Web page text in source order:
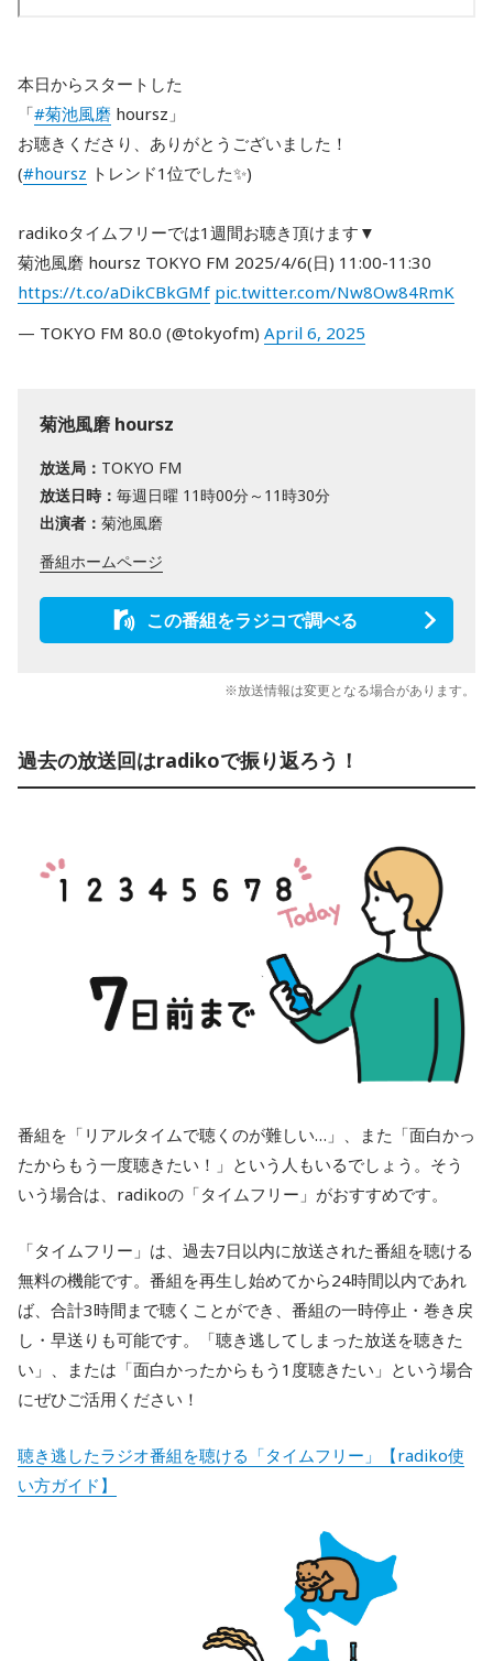
本日からスタートした
「#菊池風磨 hoursz」
お聴きくださり、ありがとうございました！
(#hoursz トレンド1位でした✨️)
radikoタイムフリーでは1週間お聴き頂けます▼
菊池風磨 hoursz TOKYO FM 2025/4/6(日) 11:00-11:30
https://t.co/aDikCBkGMf pic.twitter.com/Nw8Ow84RmK
— TOKYO FM 80.0 (@tokyofm) April 6, 2025
菊池風磨 hoursz
放送局： TOKYO FM
放送日時： 毎週日曜 11時00分～11時30分
出演者： 菊池風磨
番組ホームページ
この番組をラジコで調べる
※放送情報は変更となる場合があります。
過去の放送回はradikoで振り返ろう！
番組を「リアルタイムで聴くのが難しい…」、また「面白かっ
たからもう一度聴きたい！」という人もいるでしょう。そう
いう場合は、radikoの「タイムフリー」がおすすめです。
「タイムフリー」は、過去7日以内に放送された番組を聴ける
無料の機能です。番組を再生し始めてから24時間以内であれ
ば、合計3時間まで聴くことができ、番組の一時停止・巻き戻
し・早送りも可能です。「聴き逃してしまった放送を聴きた
い」、または「面白かったからもう1度聴きたい」という場合
にぜひご活用ください！
聴き逃したラジオ番組を聴ける「タイムフリー」【radiko使
い方ガイド】